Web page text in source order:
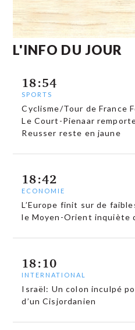
L'INFO DU JOUR
18:54
SPORTS
Cyclisme/Tour de France
Le Court-Pienaar
Reusser reste en jaune
18:42
ECONOMIE
L’Europe finit sur de
le Moyen-Orient inquiète
18:10
INTERNATIONAL
Israël: Un colon inculpé
d’un Cisjordanien